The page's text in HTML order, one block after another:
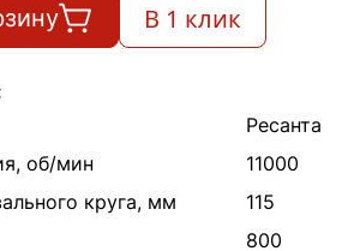
В 1 клик
Ресанта
об/мин
11000
круга, мм
115
800